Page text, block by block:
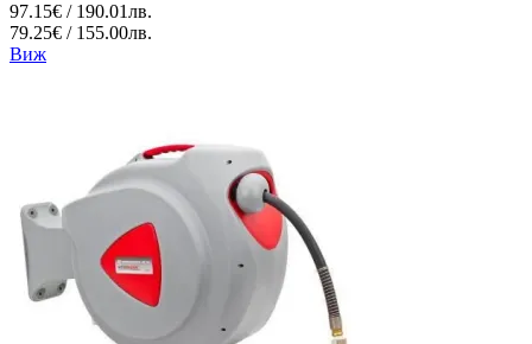
97.15€ / 190.01лв.
79.25€ / 155.00лв.
Виж